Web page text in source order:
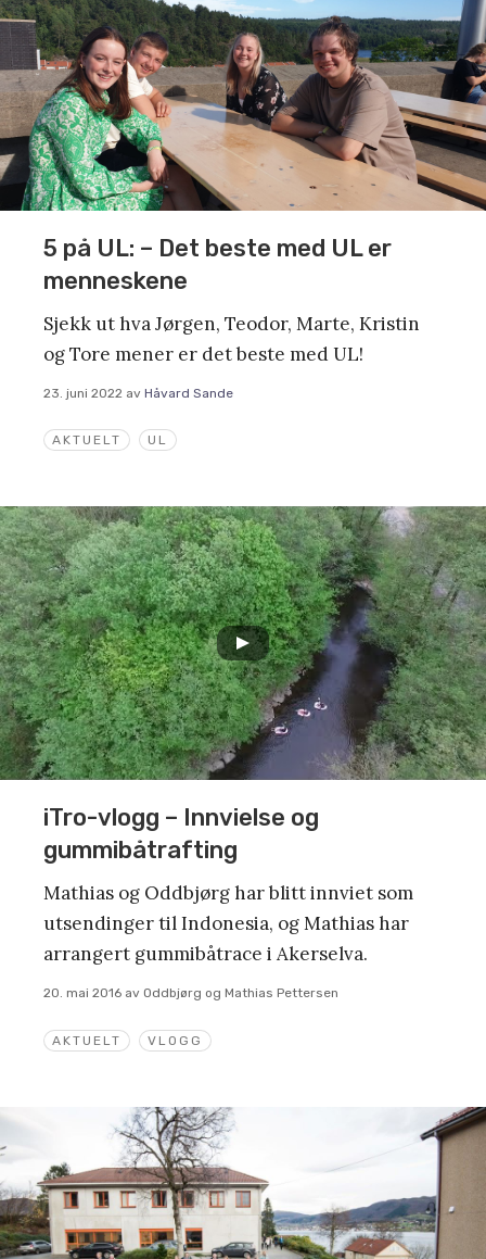
AKTUELT UL
5 på UL: – Det beste med UL er
menneskene
Sjekk ut hva Jørgen, Teodor, Marte, Kristin
og Tore mener er det beste med UL!
23. juni 2022 av Håvard Sande
AKTUELT VLOGG
iTro-vlogg – Innvielse og
gummibåtrafting
Mathias og Oddbjørg har blitt innviet som
utsendinger til Indonesia, og Mathias har
arrangert gummibåtrace i Akerselva.
20. mai 2016 av Oddbjørg og Mathias Pettersen